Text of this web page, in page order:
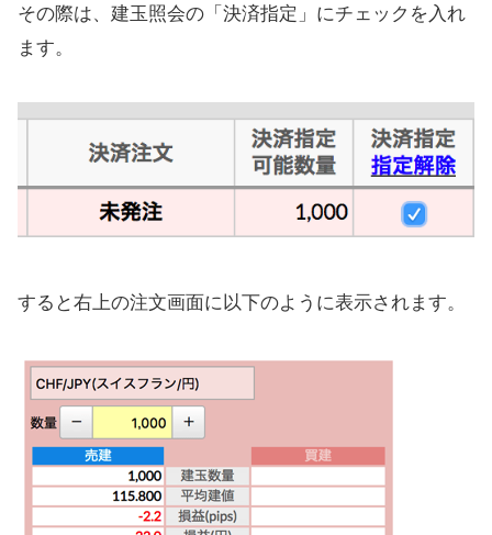
その際は、建玉照会の「決済指定」にチェックを入れ
ます。
すると右上の注文画面に以下のように表示されます。